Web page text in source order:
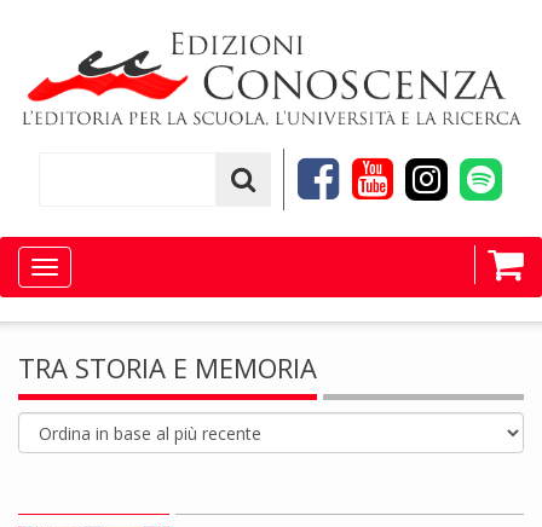
Toggle
navigation
TRA STORIA E MEMORIA